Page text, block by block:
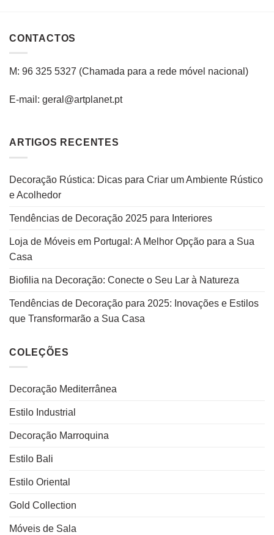
CONTACTOS
M: 96 325 5327 (Chamada para a rede móvel nacional )
E-mail: geral@artplanet.pt
ARTIGOS RECENTES
Decoração Rústica: Dicas para Criar um Ambiente Rústico
e Acolhedor
Tendências de Decoração 2025 para Interiores
Loja de Móveis em Portugal: A Melhor Opção para a Sua
Casa
Biofilia na Decoração: Conecte o Seu Lar à Natureza
Tendências de Decoração para 2025: Inovações e Estilos
que Transformarão a Sua Casa
COLEÇÕES
Decoração Mediterrânea
Estilo Industrial
Decoração Marroquina
Estilo Bali
Estilo Oriental
Gold Collection
Móveis de Sala